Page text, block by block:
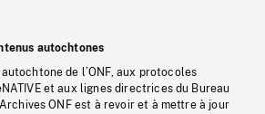
autochtones
de l’ONF, aux protocoles
et aux lignes directrices du Bureau
ONF est à revoir et à mettre à jour